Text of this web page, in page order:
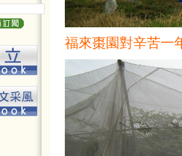
福來棗園對辛苦一